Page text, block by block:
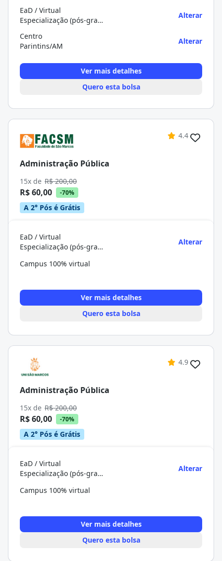
EaD / Virtual
Especialização (pós-graduação)
Alterar
Centro
Parintins/AM
Alterar
Ver mais detalhes
Quero esta bolsa
4.4
Administração Pública
15x de R$ 200,00
R$ 60,00 -70%
A 2° Pós é Grátis
EaD / Virtual
Especialização (pós-graduação)
Alterar
Campus 100% virtual
Ver mais detalhes
Quero esta bolsa
4.9
Administração Pública
15x de R$ 200,00
R$ 60,00 -70%
A 2° Pós é Grátis
EaD / Virtual
Especialização (pós-graduação)
Alterar
Campus 100% virtual
Ver mais detalhes
Quero esta bolsa